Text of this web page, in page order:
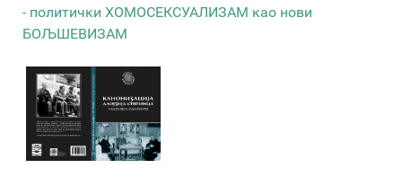
- политички ХОМОСЕКСУАЛИЗАМ као нови
БОЉШЕВИЗАМ